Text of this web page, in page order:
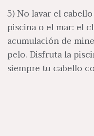
5) No lavar el
piscina o el mar: el
acumulación de
pelo. Disfruta la
siempre tu cabello